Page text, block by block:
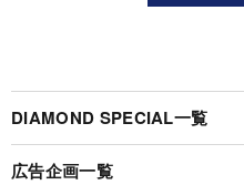
DIAMOND SPECIAL一覧
広告企画一覧